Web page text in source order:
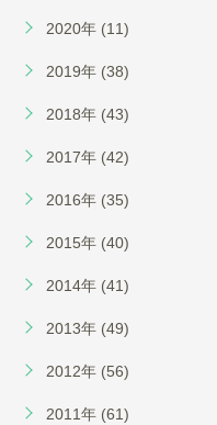
2020年 (11)
2019年 (38)
2018年 (43)
2017年 (42)
2016年 (35)
2015年 (40)
2014年 (41)
2013年 (49)
2012年 (56)
2011年 (61)